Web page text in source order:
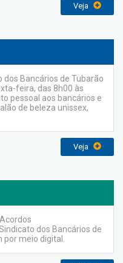
Veja
Bancários de Tubarão
feira, das 8h00 às
pessoal aos bancários e
de beleza unissex,
Veja
dos Bancários de
meio digital.